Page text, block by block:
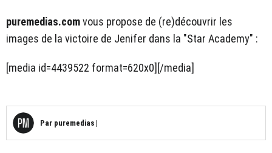
puremedias.comvous propose de (re)découvrir les
images de la victoire de Jenifer dans la "Star Academy" :
[media id=4439522 format=620x0][/media]
Par puremedias |